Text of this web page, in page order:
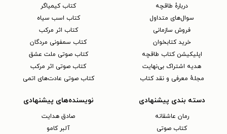
دربارهٔ طاقچه
سوال‌های متداول
فروش سازمانی
خرید کتابخوان
اپلیکیشن کتاب طاقچه
هدیه اشتراک بی‌نهایت
مجلهٔ معرفی و نقد کتاب
کتاب کیمیاگر
کتاب اسب سیاه
کتاب اثر مرکب
کتاب سمفونی مردگان
کتاب صوتی ملت عشق
کتاب صوتی اثر مرکب
کتاب صوتی عادت‌های اتمی
دسته بندی پیشنهادی
رمان عاشقانه
کتاب‌ صوتی
نویسنده‌های پیشنهادی
صادق هدایت
آلبر کامو